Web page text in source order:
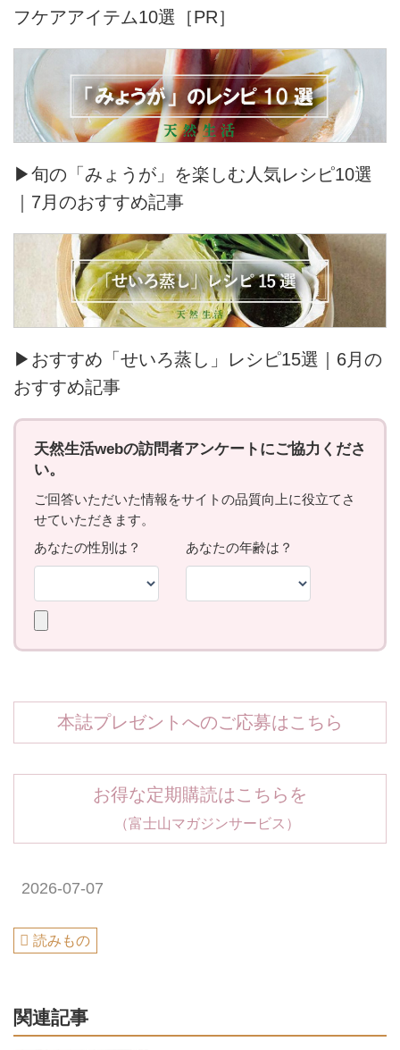
フケアアイテム10選［PR］
▶旬の「みょうが」を楽しむ人気レシピ10選
｜7月のおすすめ記事
▶おすすめ「せいろ蒸し」レシピ15選｜6月の
おすすめ記事
本誌プレゼントへのご応募はこちら
お得な定期購読はこちらを
（富士山マガジンサービス）
2026-07-07
読みもの
関連記事